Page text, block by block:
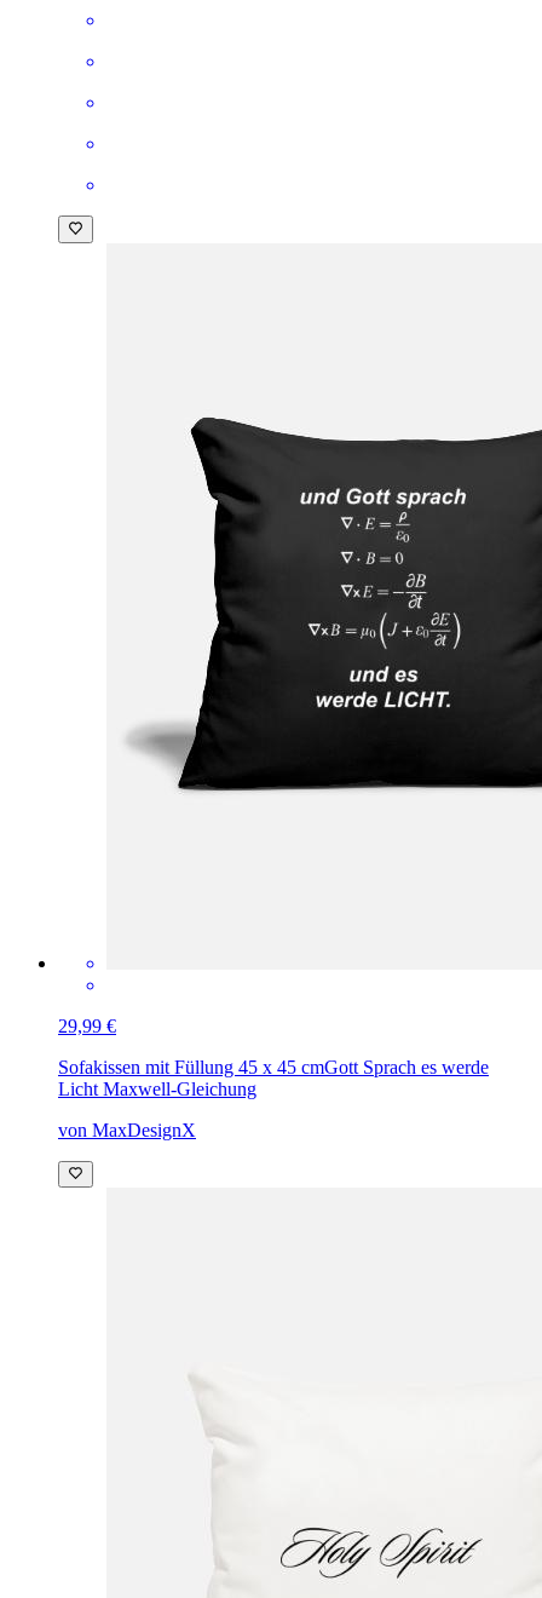
29,99 €
Sofakissen mit Füllung 45 x 45 cmGott Sprach es werde
Licht Maxwell-Gleichung
von MaxDesignX